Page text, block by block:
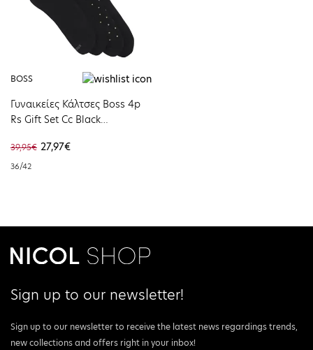
BOSS
Γυναικείες Κάλτσες Boss 4p
Rs Gift Set Cc Black
39,95€ 27,97€
36/42
Sign up to our newsletter!
Sign up to our newsletter to receive the latest news regardings trends,
new collections and offers right in your inbox!